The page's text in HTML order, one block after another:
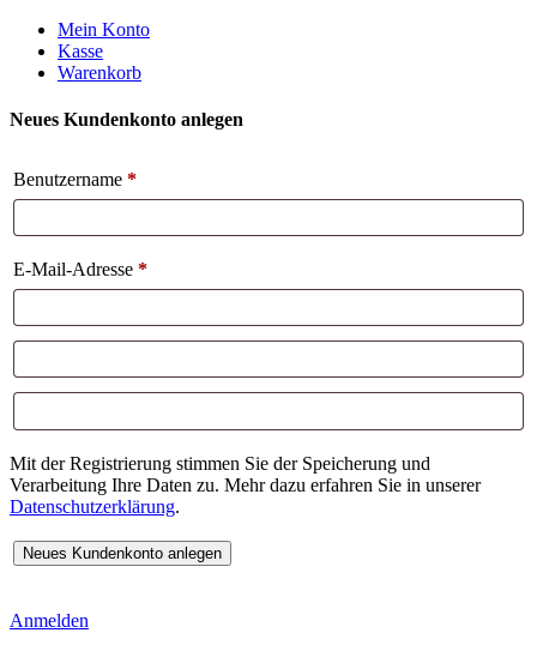
Weiter
zum
Inhalt
Mein Konto
Kasse
Warenkorb
Neues Kundenkonto anlegen
Benutzername *
E-Mail-Adresse *
Mit der Registrierung stimmen Sie der Speicherung und
Verarbeitung Ihre Daten zu. Mehr dazu erfahren Sie in unserer
Datenschutzerklärung.
Anmelden